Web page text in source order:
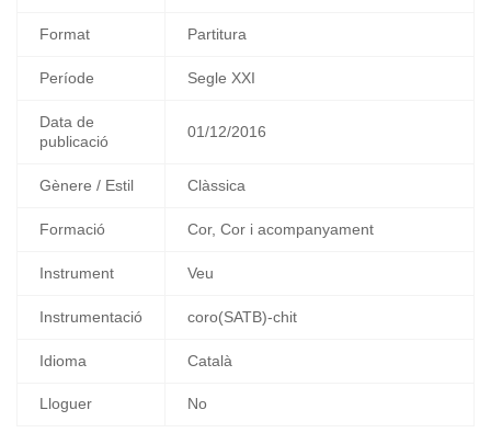
Format Partitura
Període Segle XXI
Data de
publicació
01/12/2016
Gènere / Estil Clàssica
Formació Cor, Cor i acompanyament
Instrument Veu
Instrumentació coro(SATB)-chit
Idioma Català
Lloguer No